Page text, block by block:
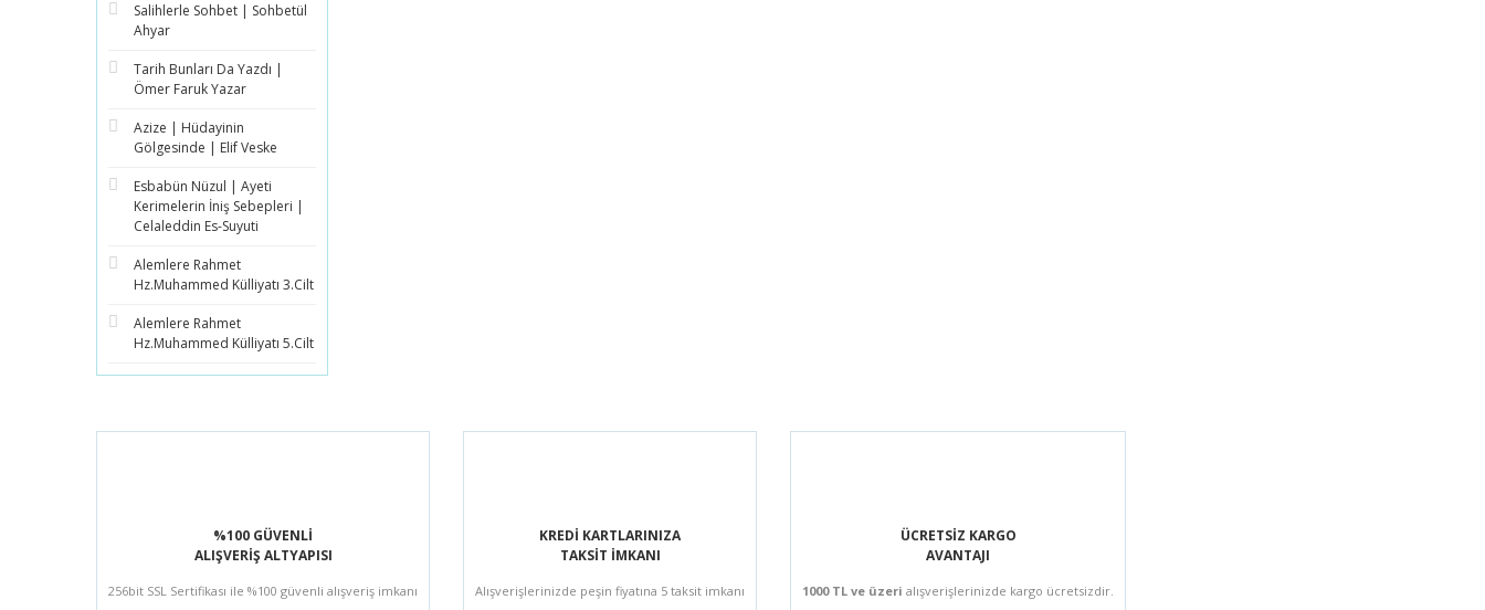
Salihlerle Sohbet | Sohbetül
Ahyar
Tarih Bunları Da Yazdı |
Ömer Faruk Yazar
Azize | Hüdayinin
Gölgesinde | Elif Veske
Esbabün Nüzul | Ayeti
Kerimelerin İniş Sebepleri |
Celaleddin Es-Suyuti
Alemlere Rahmet
Hz.Muhammed Külliyatı 3.Cilt
Alemlere Rahmet
Hz.Muhammed Külliyatı 5.Cilt
%100 GÜVENLİ
ALIŞVERİŞ ALTYAPISI
256bit SSL Sertifikası ile %100 güvenli alışveriş imkanı
KREDİ KARTLARINIZA
TAKSİT İMKANI
Alışverişlerinizde peşin fiyatına 5 taksit imkanı
ÜCRETSİZ KARGO
AVANTAJI
1000 TL ve üzeri alışverişlerinizde kargo ücretsizdir.